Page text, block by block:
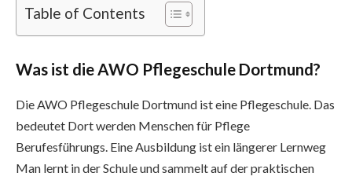
Table of Contents
Was ist die AWO Pflegeschule Dortmund?
Die AWO Pflegeschule Dortmund ist eine Pflegeschule. Das
bedeutet Dort werden Menschen für Pflege
Berufesführungs. Eine Ausbildung ist ein längerer Lernweg
Man lernt in der Schule und sammelt auf der praktischen